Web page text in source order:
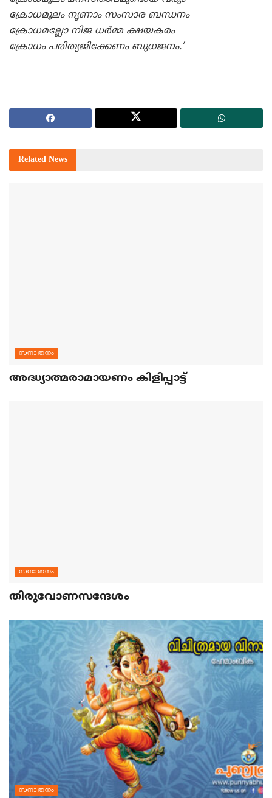
ക്രോധമൂലം നൃണാം സംസാര ബന്ധനം
ക്രോധമല്ലോ നിജ ധര്‍മ്മ ക്ഷയകരം
ക്രോധം പരിത്യജിക്കേണം ബുധജനം.’
Related News
സനാതനം
അദ്ധ്യാത്മരാമായണം കിളിപ്പാട്ട്
സനാതനം
തിരുവോണസന്ദേശം
സനാതനം